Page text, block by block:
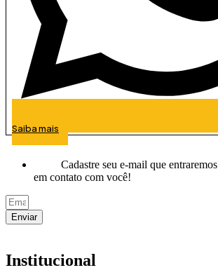
Saiba mais
Cadastre seu e-mail que entraremos
em contato com você!
Enviar
Institucional